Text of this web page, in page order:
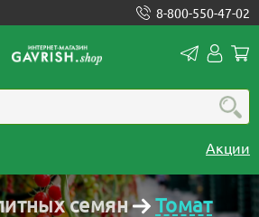
8-800-550-47-02
Акции
семян Томат